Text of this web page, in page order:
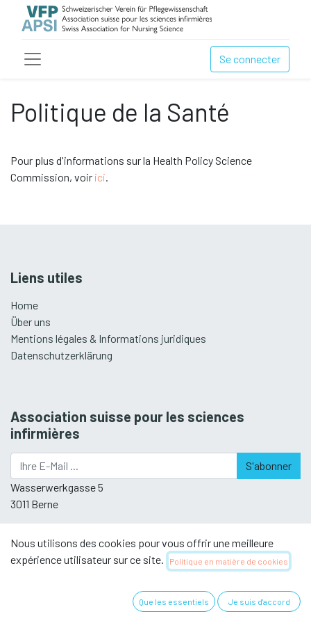
Se connecter
Politique de la Santé
Pour plus d'informations sur la Health Policy Science
Commission, voir ici.
Liens utiles
Home
Über uns
Mentions légales & Informations juridiques
Datenschutzerklärung
Association suisse pour les sciences
infirmières
S'abonner
Wasserwerkgasse 5
3011 Berne
Contactez nous
Nous utilisons des cookies pour vous offrir une meilleure
expérience utilisateur sur ce site.
Politique en matière de cookies
Que les essentiels Je suis d'accord